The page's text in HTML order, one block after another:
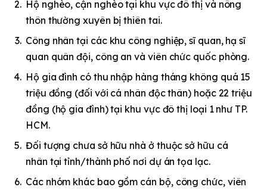
Hộ nghèo, cận nghèo tại khu vực đô thị và nông
thôn thường xuyên bị thiên tai.
Công nhân tại các khu công nghiệp, sĩ quan, hạ sĩ
quan quân đội, công an và viên chức quốc phòng.
Hộ gia đình có thu nhập hàng tháng không quá 15
triệu đồng (đối với cá nhân độc thân) hoặc 22 triệu
đồng (hộ gia đình) tại khu vực đô thị loại 1 như TP.
HCM.
Đối tượng chưa sở hữu nhà ở thuộc sở hữu cá
nhân tại tỉnh/thành phố nơi dự án tọa lạc.
Các nhóm khác bao gồm cán bộ, công chức, viên